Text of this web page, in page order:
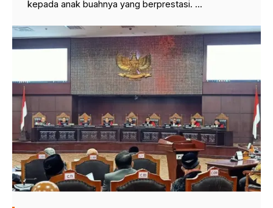
kepada anak buahnya yang berprestasi. ...